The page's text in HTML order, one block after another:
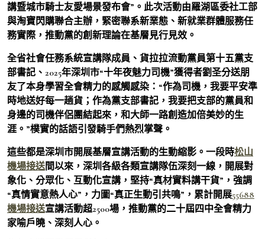
講暨城市騎士友愛場景發布會”。此次活動由羅湖區委社工部
與淘寶閃購聯合主辦，緊密聯系新業態、新就業群體服務任
務實際，推動黨的創新理論在基層見行見效。
全省社會任務系統宣講隊成員、貨拉拉流動黨員第十五黨支
部書記、2025年深圳市“十年夜魅力司機”獲得者劉圣分送朋
友了本身學習全會精力的感觸感染：“作為司機，我要平安準
時地送好每一趟貨；作為黨支部書記，我要把支部的黨員和
身邊的司機伴侶團結起來，和大師一路創造加倍美妙的生
涯。”樸實的話語引發騎手們熱烈掌聲。
這些都是深圳市開展基層宣講活動的生動縮影。一段時松山
機場接送間以來，深圳各級各類宣講隊伍深刻一線，開展對
象化、分眾化、互動化宣講，堅持“真材實料講干貨”，強調
“真情實意熱人心”，力圖“真正生動引共鳴”，累計開展55688
機場接送宣講活動超2500場，推動黨的二十屆四中全會精力
家喻戶曉、深刻人心。